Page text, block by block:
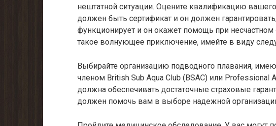
нештатной ситуации. Оцените квалификацию вашего
должен быть сертификат и он должен
функционирует и он окажет помощь при
такое волнующее приключение, имейте в виду
Выбирайте организацию подводного плавания,
членом British Sub Aqua Club (BSAC) или Professional
должна обеспечивать достаточные страховые
должен помочь вам в выборе надежной